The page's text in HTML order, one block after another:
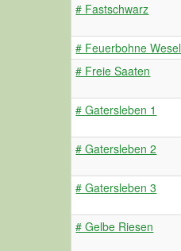
# Fastschwarz
# Feuerbohne Wesel
# Freie Saaten
# Gatersleben 1
# Gatersleben 2
# Gatersleben 3
# Gelbe Riesen